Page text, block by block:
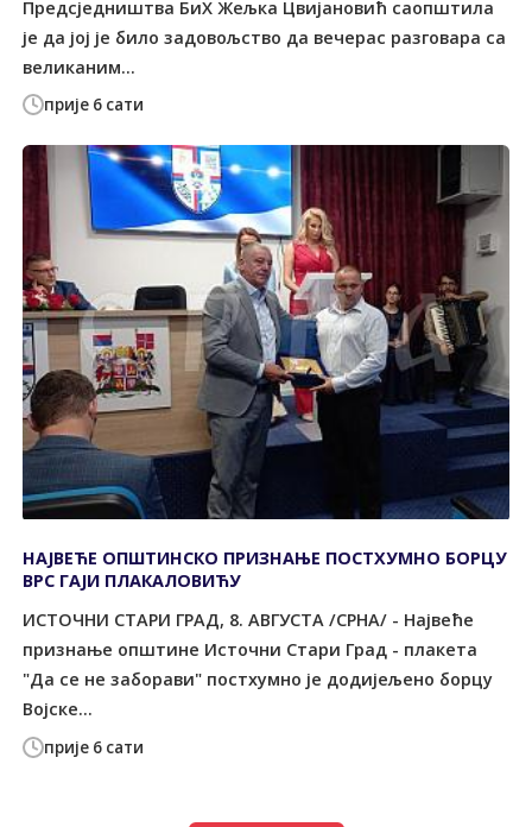
прије 6 сати
Предсједништва БиХ Жељка Цвијановић саопштила
је да јој је било задовољство да вечерас разговара са
великаним...
прије 6 сати
НАЈВЕЋЕ ОПШТИНСКО ПРИЗНАЊЕ ПОСТХУМНО БОРЦУ
ВРС ГАЈИ ПЛАКАЛОВИЋУ
ИСТОЧНИ СТАРИ ГРАД, 8. АВГУСТА /СРНА/ - Највеће
признање општине Источни Стари Град - плакета
"Да се не заборави" постхумно је додијељено борцу
Војске...